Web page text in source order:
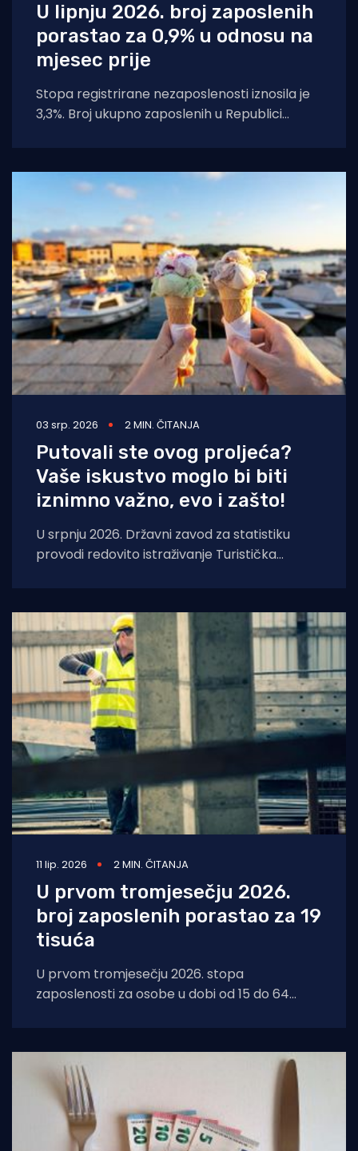
U lipnju 2026. broj zaposlenih
porastao za 0,9% u odnosu na
mjesec prije
Stopa registrirane nezaposlenosti iznosila je
3,3%. Broj ukupno zaposlenih u Republici
03 srp. 2026 2 MIN. ČITANJA
Putovali ste ovog proljeća?
Vaše iskustvo moglo bi biti
iznimno važno, evo i zašto!
U srpnju 2026. Državni zavod za statistiku
provodi redovito istraživanje Turistička
11 lip. 2026 2 MIN. ČITANJA
U prvom tromjesečju 2026.
broj zaposlenih porastao za 19
tisuća
U prvom tromjesečju 2026. stopa
zaposlenosti za osobe u dobi od 15 do 64